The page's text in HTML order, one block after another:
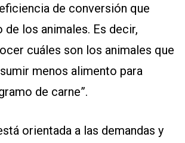
de conversión que
de los animales. Es decir,
cuáles son los animales que
menos alimento para
de carne”.
orientada a las demandas y